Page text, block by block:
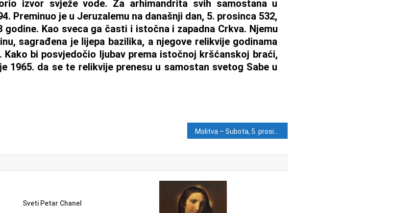
izvor svježe vode. Za arhimandrita svih samostana u
Preminuo je u Jeruzalemu na današnji dan, 5. prosinca 532,
Kao sveca ga časti i istočna i zapadna Crkva. Njemu
sagrađena je lijepa bazilika, a njegove relikvije godinama
Kako bi posvjedočio ljubav prema istočnoj kršćanskoj braći,
1965. da se te relikvije prenesu u samostan svetog Sabe u
Sveti Petar Chanel